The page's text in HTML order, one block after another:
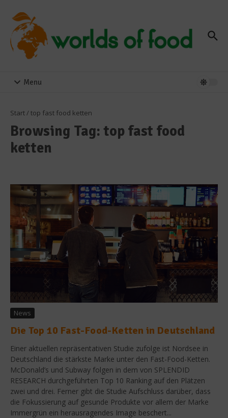
Menu
Start/ top fast food ketten
Browsing Tag: top fast food
ketten
News
Die Top 10 Fast-Food-Ketten in Deutschland
Einer aktuellen repräsentativen Studie zufolge ist Nordsee in
Deutschland die stärkste Marke unter den Fast-Food-Ketten.
McDonald’s und Subway folgen in dem von SPLENDID
RESEARCH durchgeführten Top 10 Ranking auf den Plätzen
zwei und drei. Ferner gibt die Studie Aufschluss darüber, dass
die Fokussierung auf gesunde Produkte vor allem der Marke
Immergrün ein herausragendes Image beschert...